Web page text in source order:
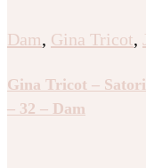
Dam, Gina Tricot,
Gina Tricot –
– 32 – Dam